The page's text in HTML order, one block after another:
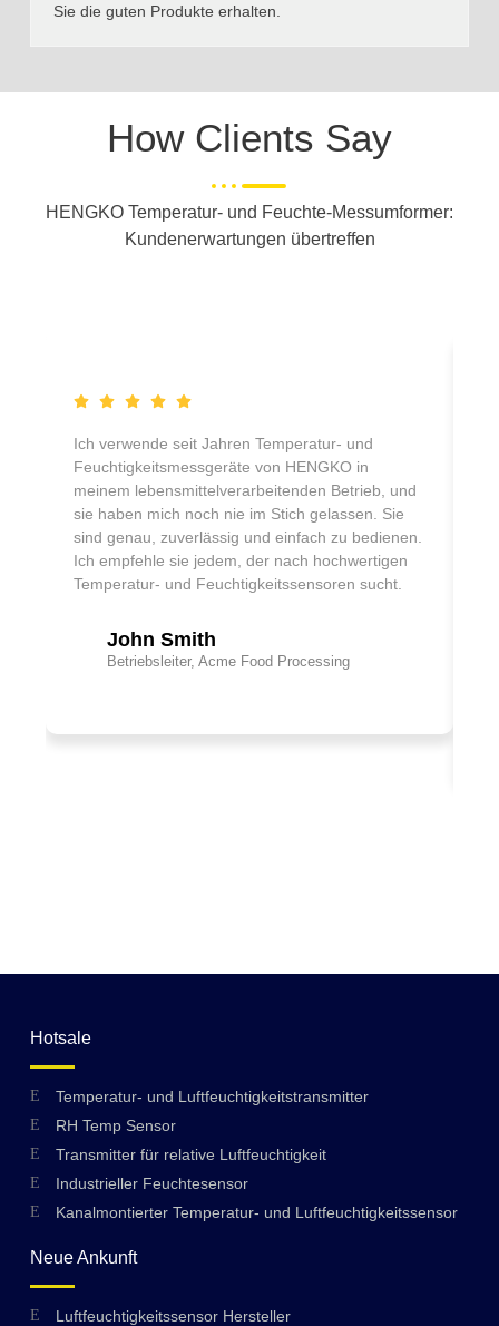
Sie die guten Produkte erhalten.
How Clients Say
HENGKO Temperatur- und Feuchte-Messumformer:
Kundenerwartungen übertreffen
Ich verwende seit Jahren Temperatur- und
Feuchtigkeitsmessgeräte von HENGKO in
meinem lebensmittelverarbeitenden Betrieb, und
sie haben mich noch nie im Stich gelassen. Sie
sind genau, zuverlässig und einfach zu bedienen.
Ich empfehle sie jedem, der nach hochwertigen
Temperatur- und Feuchtigkeitssensoren sucht.
John Smith
Betriebsleiter, Acme Food Processing
Hotsale
Temperatur- und Luftfeuchtigkeitstransmitter
RH Temp Sensor
Transmitter für relative Luftfeuchtigkeit
Industrieller Feuchtesensor
Kanalmontierter Temperatur- und Luftfeuchtigkeitssensor
Neue Ankunft
Luftfeuchtigkeitssensor Hersteller